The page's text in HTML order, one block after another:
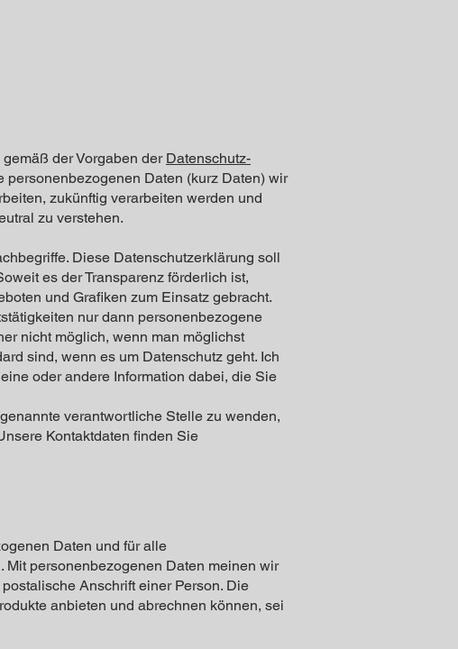
der Vorgaben der Datenschutz-
Daten (kurz Daten) wir
zukünftig verarbeiten werden und
zu verstehen.
Diese Datenschutzerklärung soll
es der Transparenz förderlich ist,
und Grafiken zum Einsatz gebracht.
nur dann personenbezogene
nicht möglich, wenn man möglichst
sind, wenn es um Datenschutz geht. Ich
oder andere Information dabei, die Sie
verantwortliche Stelle zu wenden,
Kontaktdaten finden Sie
Daten und für alle
Mit personenbezogenen Daten meinen wir
Anschrift einer Person. Die
anbieten und abrechnen können, sei